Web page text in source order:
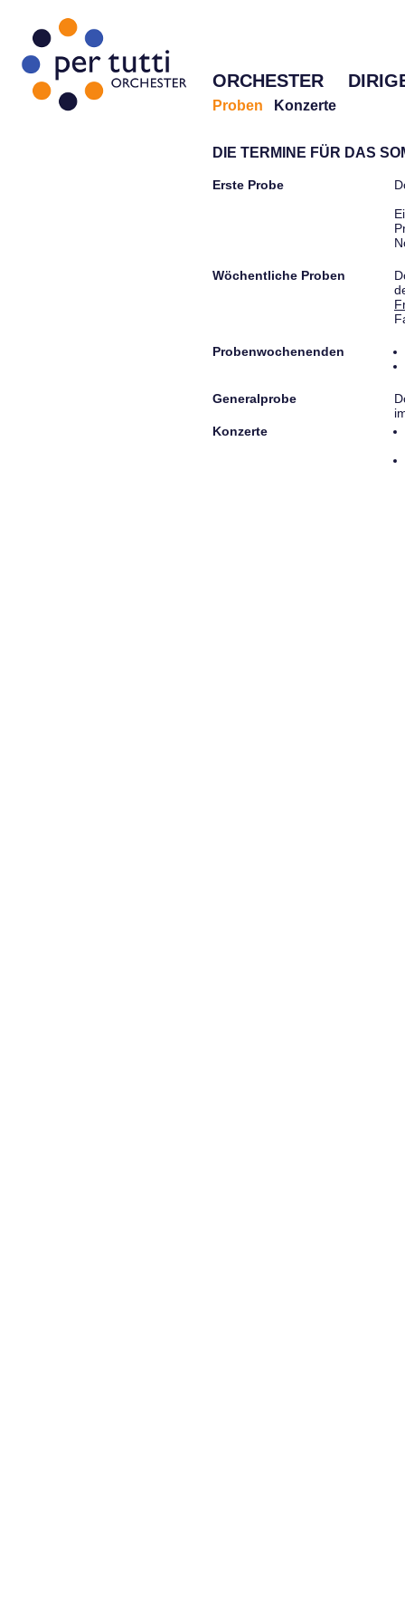
ORCHESTER
Proben Konzerte
DIE TERMINE FÜR DAS
Erste Probe
Wöchentliche Proben
Probenwochenenden
Generalprobe
Konzerte